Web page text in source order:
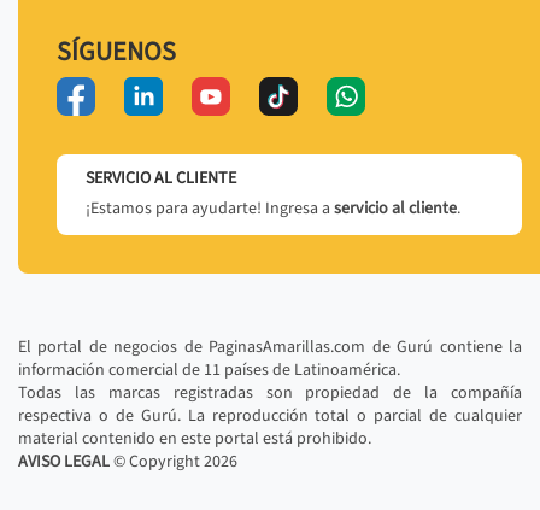
SÍGUENOS
SERVICIO AL CLIENTE
¡Estamos para ayudarte! Ingresa a servicio al cliente.
El portal de negocios de PaginasAmarillas.com de Gurú contiene la
información comercial de 11 países de Latinoamérica.
Todas las marcas registradas son propiedad de la compañía
respectiva o de Gurú. La reproducción total o parcial de cualquier
material contenido en este portal está prohibido.
AVISO LEGAL© Copyright2026